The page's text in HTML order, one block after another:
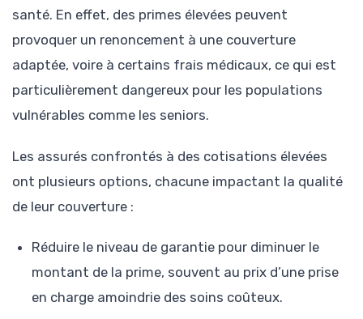
santé. En effet, des primes élevées peuvent
provoquer un renoncement à une couverture
adaptée, voire à certains frais médicaux, ce qui est
particulièrement dangereux pour les populations
vulnérables comme les seniors.
Les assurés confrontés à des cotisations élevées
ont plusieurs options, chacune impactant la qualité
de leur couverture :
Réduire le niveau de garantie pour diminuer le
montant de la prime, souvent au prix d’une prise
en charge amoindrie des soins coûteux.